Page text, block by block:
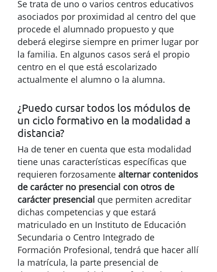
Ha de tener en cuenta que esta modalidad
tiene unas características específicas que
requieren forzosamentealternar contenidos
de carácter no presencial con otros de
carácter presencialque permiten acreditar
dichas competencias y que estará
matriculado en un Instituto de Educación
Formación Profesional, tendrá que hacer allí
la matrícula, la parte presencial de
determinados módulos profesionales y los
exámenes , así como la FCT (Formación en
Centros de Trabajo), por lo que deberá
valorar su disponibilidad para elegir la
Administración educativa que más se ajuste
a sus necesidades. Para conocer dichas
particularidades deberá ponerse en
contacto con el centro educativo, o en su
caso la Administración educativa, que
imparte el ciclo formativo que desearía
cursar.